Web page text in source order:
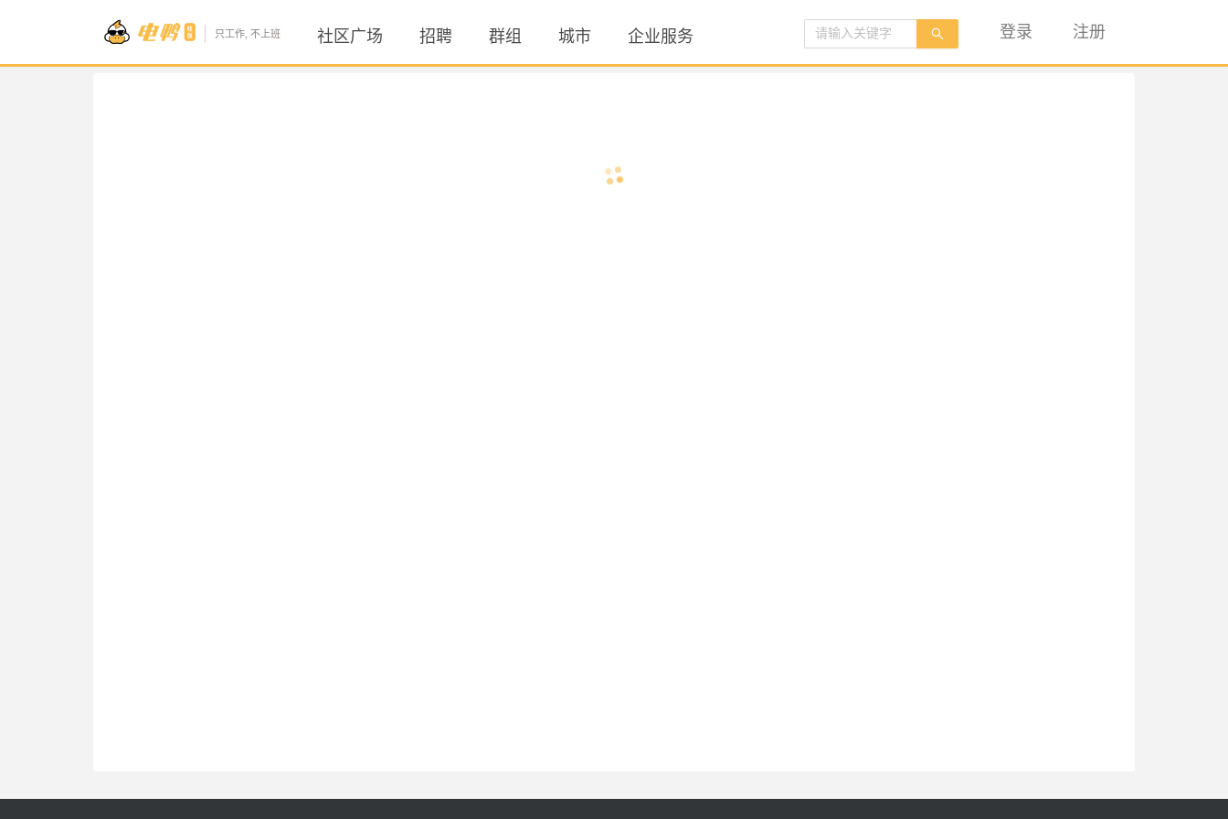
只工作, 不上班 社区广场 招聘 群组 城市 企业服务 登录 注册